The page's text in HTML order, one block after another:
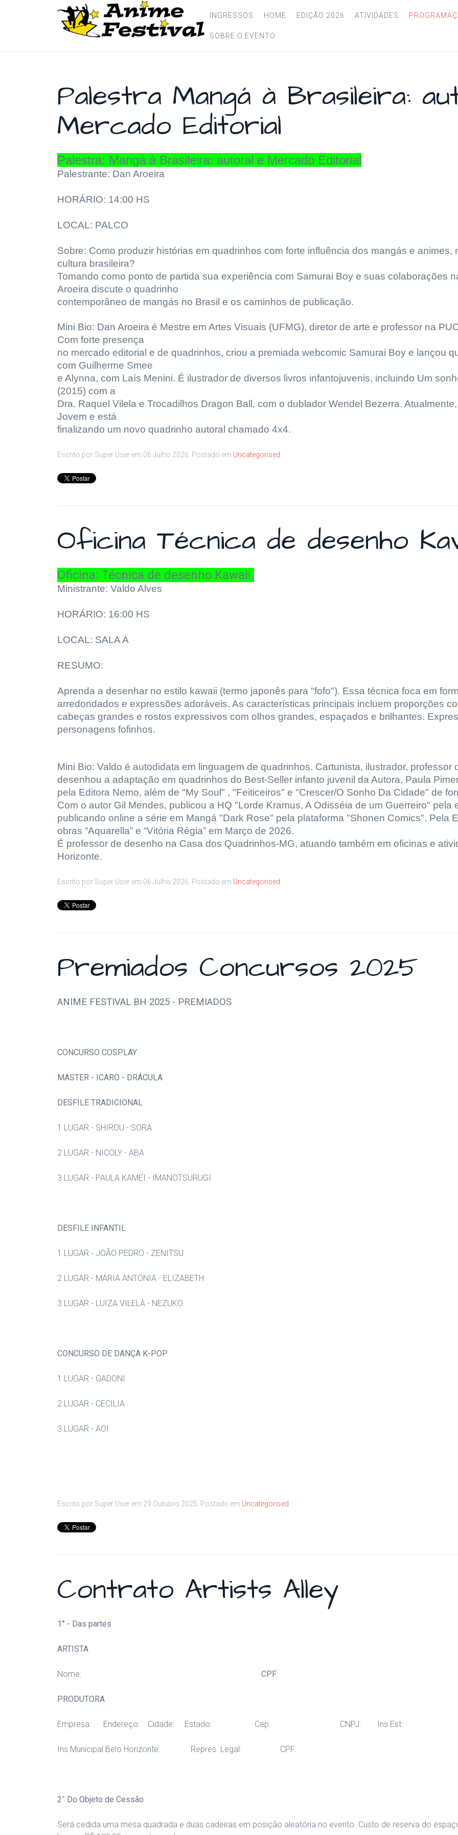
INGRESSOS HOME EDIÇÃO 2026 ATIVIDADES
SOBRE O EVENTO
Palestra Mangá à Brasileira:
Mercado Editorial
Palestra: Mangá à Brasileira: autoral e Mercado Editorial
Palestrante: Dan Aroeira
HORÁRIO: 14:00 HS
LOCAL: PALCO
Sobre: Como produzir histórias em quadrinhos com forte influência dos mangás e
cultura brasileira?
Tomando como ponto de partida sua experiência com Samurai Boy e suas colaborações
Aroeira discute o quadrinho
contemporâneo de mangás no Brasil e os caminhos de publicação.
Mini Bio: Dan Aroeira é Mestre em Artes Visuais (UFMG), diretor de arte e professor na
Com forte presença
no mercado editorial e de quadrinhos, criou a premiada webcomic Samurai Boy e lançou
com Guilherme Smee
e Alynna, com Laís Menini. É ilustrador de diversos livros infantojuvenis, incluindo Um
(2015) com a
Dra. Raquel Vilela e Trocadilhos Dragon Ball, com o dublador Wendel Bezerra.
Jovem e está
finalizando um novo quadrinho autoral chamado 4x4.
Escrito por Super User em 06 Julho 2026 . Postado em Uncategorised
Oficina Técnica de desenho
Oficina: Técnica de desenho Kawaii.
Ministrante: Valdo Alves
HORÁRIO: 16:00 HS
LOCAL: SALA A
RESUMO:
Aprenda a desenhar no estilo kawaii (termo japonês para "fofo"). Essa técnica foca em
arredondados e expressões adoráveis. As características principais incluem proporções
cabeças grandes e rostos expressivos com olhos grandes, espaçados e brilhantes.
personagens fofinhos.
Mini Bio: Valdo é autodidata em linguagem de quadrinhos. Cartunista, ilustrador,
desenhou a adaptação em quadrinhos do Best-Seller infanto juvenil da Autora, Paula
pela Editora Nemo, além de "My Soul" , "Feiticeiros" e "Crescer/O Sonho Da Cidade" de
Com o autor Gil Mendes, publicou a HQ "Lorde Kramus, A Odisséia de um Guerreiro" pela
publicando online a série em Mangá "Dark Rose" pela plataforma "Shonen Comics". Pela
obras “Aquarella” e “Vitória Régia” em Março de 2026.
É professor de desenho na Casa dos Quadrinhos-MG, atuando também em oficinas e
Horizonte.
Escrito por Super User em 06 Julho 2026 . Postado em Uncategorised
Premiados Concursos 2025
ANIME FESTIVAL BH 2025 - PREMIADOS
CONCURSO COSPLAY
MASTER - ICARO - DRÁCULA
DESFILE TRADICIONAL
1 LUGAR - SHIROU - SORA
2 LUGAR - NICOLY - ABA
3 LUGAR - PAULA KAMEI - IMANOTSURUGI
DESFILE INFANTIL
1 LUGAR - JOÃO PEDRO - ZENITSU
2 LUGAR - MARIA ANTONIA - ELIZABETH
3 LUGAR - LUIZA VILELA - NEZUKO
CONCURSO DE DANÇA K-POP
1 LUGAR - GADONI
2 LUGAR - CECILIA
3 LUGAR - AOI
Escrito por Super User em 29 Outubro 2025 . Postado em Uncategorised
Contrato Artists Alley
1° - Das partes
ARTISTA
Nome: CPF:
PRODUTORA
Empresa: Endereço: Cidade: Estado: Cep: CNPJ: Ins Est:
Ins Municipal Belo Horizonte: Repres. Legal: CPF:
2° Do Objeto de Cessão
Será cedida uma mesa quadrada e duas cadeiras em posição aleatória no evento. Custo de reserva do